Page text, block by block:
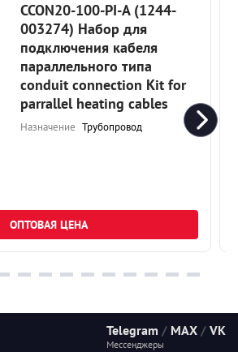
CCON20-100-PI-A (1244-
003274) Набор для
подключения кабеля
параллельного типа
conduit connection Kit for
parrallel heating cables
Назначение Трубопровод
ОПТОВАЯ ЦЕНА
Telegram / MAX / VK
Мессенджеры